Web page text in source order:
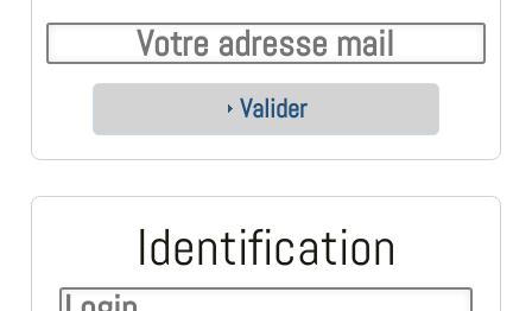
Valider
Identification